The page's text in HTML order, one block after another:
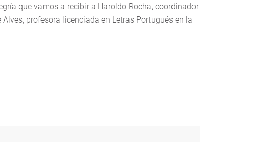
que vamos a recibir a Haroldo Rocha, coordinador
profesora licenciada en Letras Portugués en la